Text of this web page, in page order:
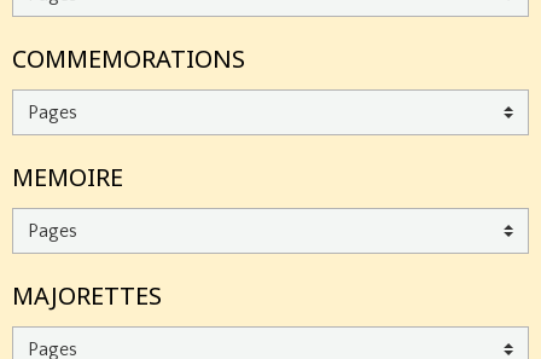
COMMEMORATIONS
MEMOIRE
MAJORETTES